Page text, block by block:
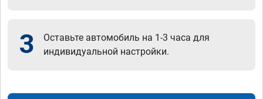
3
Оставьте автомобиль на 1-3 часа для
индивидуальной настройки.